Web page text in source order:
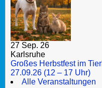
27 Sep. 26
Karlsruhe
Großes Herbstfest im
27.09.26 (12 – 17 Uhr)
Alle Veranstaltungen